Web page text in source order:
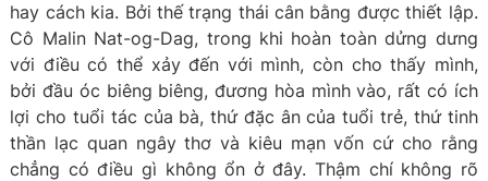
hay cách kia. Bởi thế trạng thái cân bằng được thiết lập.
Cô Malin Nat-og-Dag, trong khi hoàn toàn dửng dưng
với điều có thể xảy đến với mình, còn cho thấy mình,
bởi đầu óc biêng biêng, đương hòa mình vào, rất có ích
lợi cho tuổi tác của bà, thứ đặc ân của tuổi trẻ, thứ tinh
thần lạc quan ngây thơ và kiêu mạn vốn cứ cho rằng
chẳng có điều gì không ổn ở đây. Thậm chí không rõ